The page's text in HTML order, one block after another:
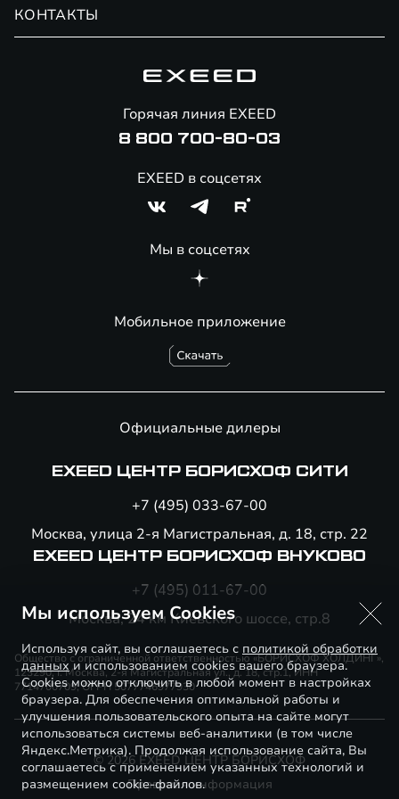
Сервис
Помощь на дорогах
Специальные предложения
КОНТАКТЫ
Мобильное приложение
Горячая линия EXEED
8 800 700-80-03
EXEED в соцсетях
Мы в соцсетях
Официальные дилеры
EXEED ЦЕНТР БОРИСХОФ СИТИ
+7 (495) 033-67-00
Москва, улица 2-я Магистральная, д. 18, стр. 22
EXEED ЦЕНТР БОРИСХОФ ВНУКОВО
+7 (495) 011-67-00
Москва, 24 км Киевского шоссе, стр.8
Общество с ограниченной ответственностью «БОРИСХОФ ХОЛДИНГ»,
123290, г. Москва, 2-я Магистральная ул., д. 18, стр.1, ИНН
7714700709, ОГРН 5077746977930
© 2026 EXEED ЦЕНТР БОРИСХОФ
Правовая информация
Мы используем Cookies
Используя сайт, вы соглашаетесь с политикой обработки
данныхи использованием cookies вашего браузера.
Cookies можно отключить в любой момент в настройках
браузера. Для обеспечения оптимальной работы и
улучшения пользовательского опыта на сайте могут
использоваться системы веб-аналитики (в том числе
Яндекс.Метрика). Продолжая использование сайта, Вы
соглашаетесь с применением указанных технологий и
размещением cookie-файлов.